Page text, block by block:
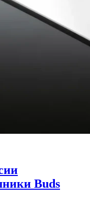
Buds